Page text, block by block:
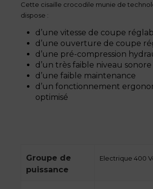
Cette cisaille crocodile munie de
dispose :
d’une vitesse de coupe
d’une ouverture de coupe
d’une pré-compression
d’un très faible niveau sonore
d’une faible maintenance
d’un fonctionnement
optimisé
Groupe de
puissance
Electrique 400